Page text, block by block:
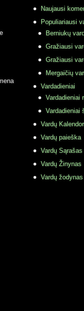
Naujausi
Populiariausi
Berniukų
Gražiausi
Gražiausi
Mergaičių
Vardadieniai
Vardadieniai
Vardadieniai
Vardų
Vardų paieška
Vardų Sąrašas
Vardų Žinynas
Vardų